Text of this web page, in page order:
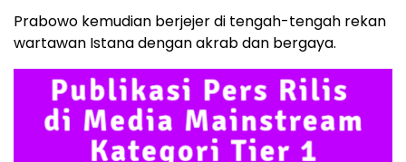
Prabowo kemudian berjejer di tengah-tengah rekan
wartawan Istana dengan akrab dan bergaya.